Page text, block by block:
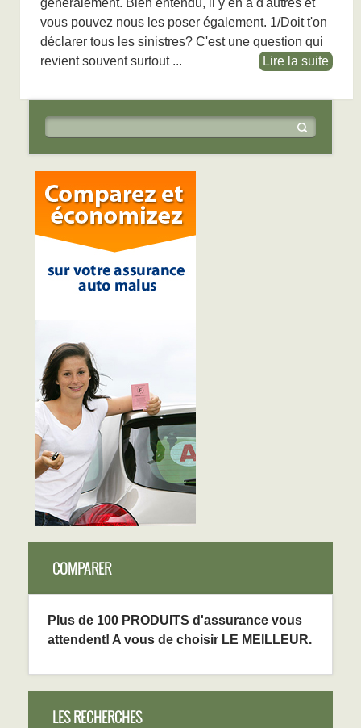
généralement. Bien entendu, il y en a d'autres et
vous pouvez nous les poser également. 1/Doit t'on
déclarer tous les sinistres? C'est une question qui
revient souvent surtout ...
Lire la suite
COMPARER
Plus de 100 PRODUITS d'assurance vous
attendent! A vous de choisir LE MEILLEUR.
LES RECHERCHES